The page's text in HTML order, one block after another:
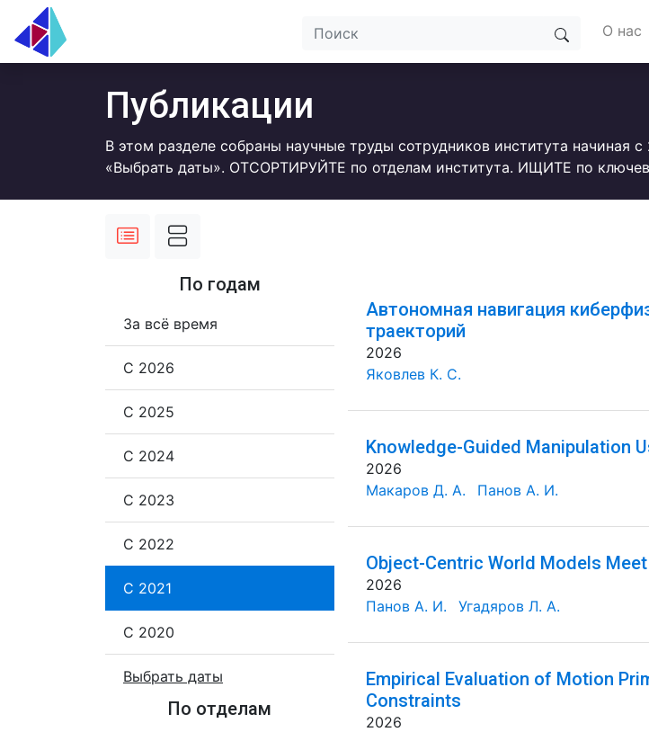
О нас
Публикации
В этом разделе собраны научные труды сотрудников института
«Выбрать даты». ОТСОРТИРУЙТЕ по отделам института. ИЩИТЕ по
По годам
За всё время
С 2026
С 2025
С 2024
С 2023
С 2022
С 2021
С 2020
Выбрать даты
По отделам
Автономная навигация
траекторий
2026
Яковлев К. С.
Knowledge-Guided Manipulation
2026
Макаров Д. А.
Панов А. И.
Object-Centric World Models
2026
Панов А. И.
Угадяров Л. А.
Empirical Evaluation of Motion
Constraints
2026